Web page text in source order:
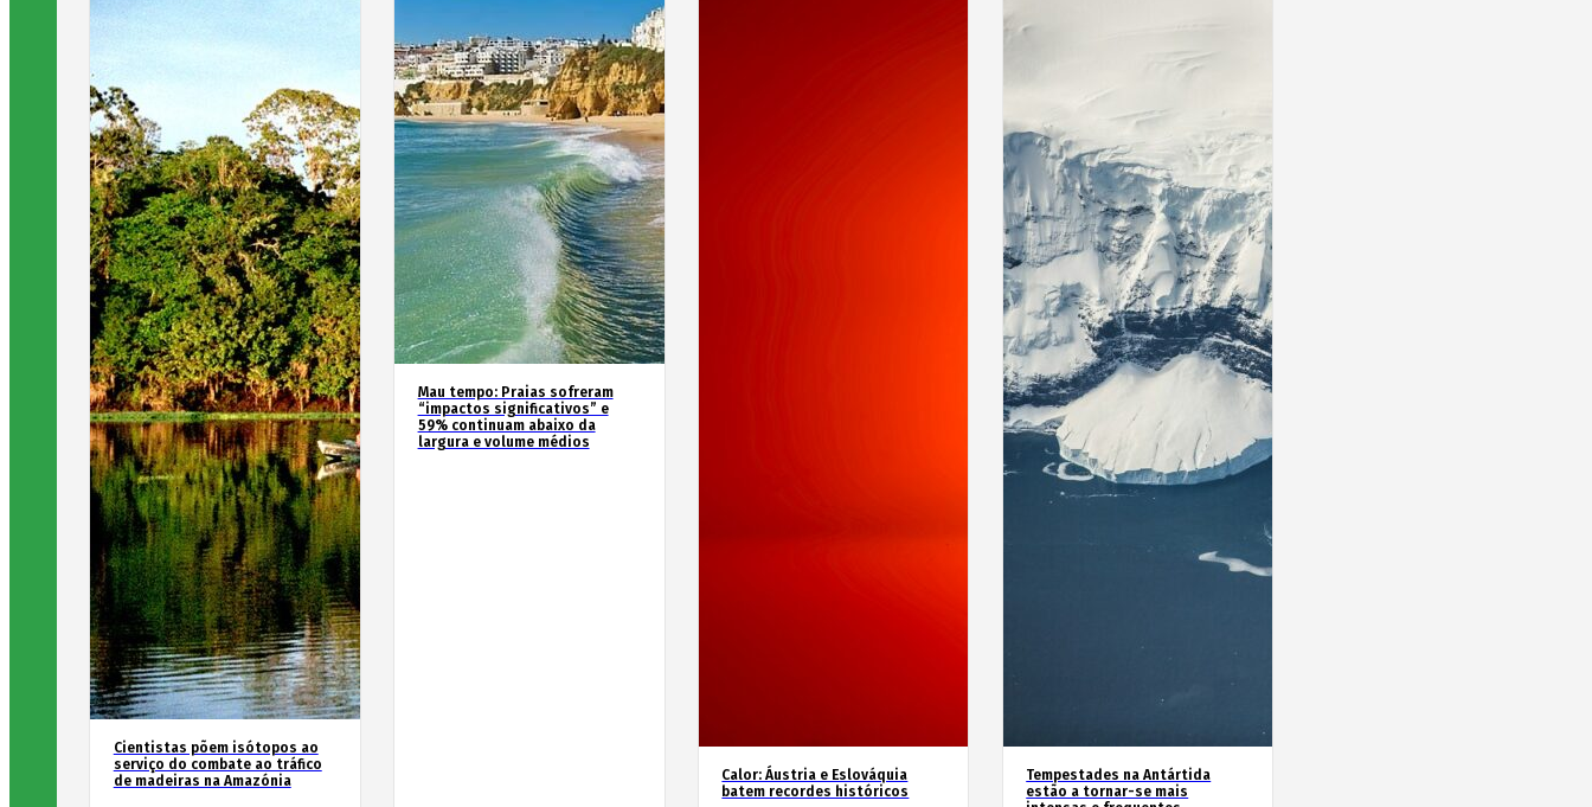
Cientistas põem isótopos ao
serviço do combate ao tráfico
de madeiras na Amazónia
Mau tempo: Praias sofreram
“impactos significativos” e
59% continuam abaixo da
largura e volume médios
Calor: Áustria e Eslováquia
batem recordes históricos
Tempestades na Antártida
estão a tornar-se mais